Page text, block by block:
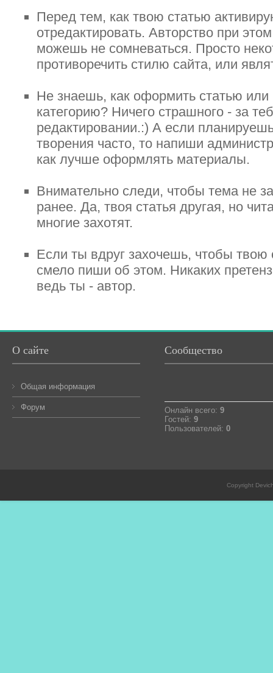
Перед тем, как твою статью
отредактировать. Авторство при
можешь не сомневаться. Просто
противоречить стилю сайта, или
Не знаешь, как оформить статью
категорию? Ничего страшного - за
редактировании.:) А если
творения часто, то напиши
как лучше оформлять материалы.
Внимательно следи, чтобы тема не
ранее. Да, твоя статья другая, но
многие захотят.
Если ты вдруг захочешь, чтобы твою
смело пиши об этом. Никаких
ведь ты - автор.
О сайте
Общая информация
Форум
Сообщество
Онлайн всего: 9
Гостей: 9
Пользователей: 0
Copyright